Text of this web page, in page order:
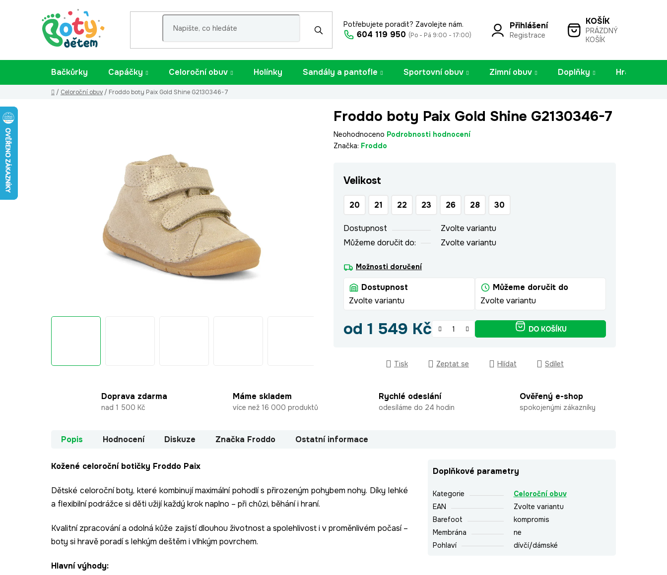
Potřebujete poradit? Zavolejte nám.
604 119 950 (Po - Pá 9:00 - 17:00)
Přihlášení
Registrace
NÁKUPNÍ
KOŠÍK
PRÁZDNÝ
KOŠÍK
Bačkůrky Capáčky Celoroční obuv Holínky Sandály a pantofle Sportovní obuv Zimní obuv Doplňky Hračky
Domů
/ Celoroční obuv / Froddo boty Paix Gold Shine G2130346-7
Froddo boty Paix Gold Shine G2130346-7
Průměrné
hodnocení
0,0
Neohodnoceno Podrobnosti hodnocení
Značka: Froddo
Velikost
20 21 22 23 26 28 30
Dostupnost
Zvolte variantu
Můžeme doručit do:
Zvolte variantu
Možnosti doručení
Dostupnost
Zvolte variantu
Můžeme doručit do
Zvolte variantu
od 1 549 Kč DO KOŠÍKU
Tisk Zeptat se Hlídat Sdílet
Doprava zdarma
nad 1 500 Kč
Máme skladem
více než 16 000 produktů
Rychlé odeslání
odesíláme do 24 hodin
Ověřený e-shop
spokojenými zákazníky
Popis Hodnocení Diskuze Značka Froddo Ostatní informace
Kožené celoroční botičky Froddo Paix
Dětské celoroční boty, které kombinují maximální pohodlí s přirozeným pohybem nohy. Díky lehké
a flexibilní podrážce si děti užijí každý krok naplno – při chůzi, běhání i hraní.
Kvalitní zpracování a odolná kůže zajistí dlouhou životnost a spolehlivost i v proměnlivém počasí –
boty si hravě poradí s lehkým deštěm i vlhkým povrchem.
Hlavní výhody:
Doplňkové parametry
Kategorie
Celoroční obuv
EAN
Zvolte variantu
Barefoot
kompromis
Membrána
ne
Pohlaví
dívčí/dámské